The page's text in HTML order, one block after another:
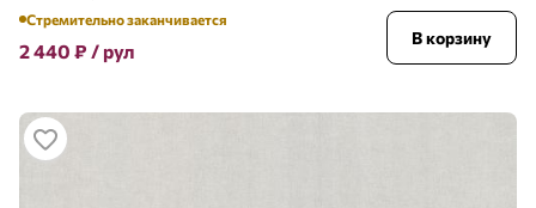
Стремительно заканчивается
2 440 ₽ / рул
В корзину